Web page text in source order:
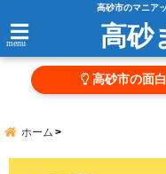
高砂市のマニア
menu 高砂
高砂市の面
ホーム